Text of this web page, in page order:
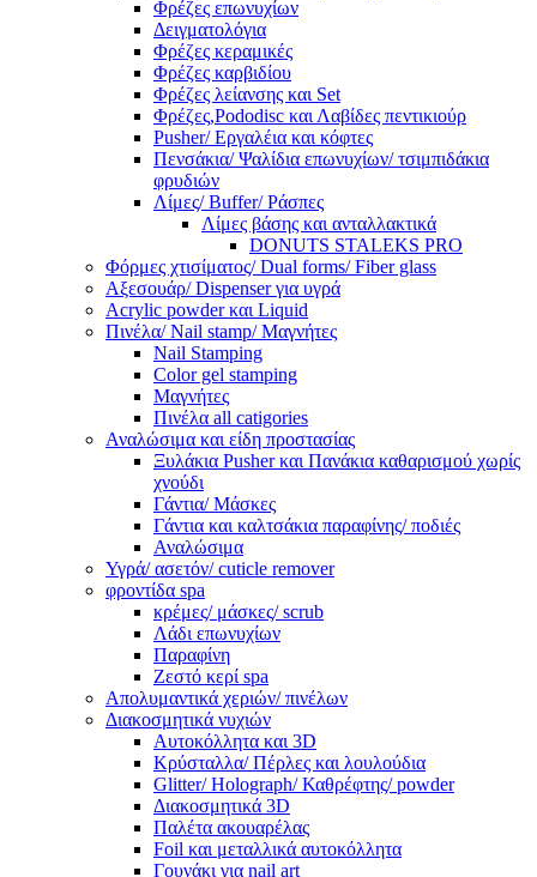
Φρέζες επωνυχίων
Δειγματολόγια
Φρέζες κεραμικές
Φρέζες καρβιδίου
Φρέζες λείανσης και Set
Φρέζες,Pododisc και Λαβίδες πεντικιούρ
Pusher/ Εργαλέια και κόφτες
Πενσάκια/ Ψαλίδια επωνυχίων/ τσιμπιδάκια
φρυδιών
Λίμες/ Buffer/ Ράσπες
Λίμες βάσης και ανταλλακτικά
DONUTS STALEKS PRO
Φόρμες χτισίματος/ Dual forms/ Fiber glass
Αξεσουάρ/ Dispenser για υγρά
Acrylic powder και Liquid
Πινέλα/ Nail stamp/ Μαγνήτες
Nail Stamping
Color gel stamping
Μαγνήτες
Πινέλα all catigories
Αναλώσιμα και είδη προστασίας
Ξυλάκια Pusher και Πανάκια καθαρισμού χωρίς
χνούδι
Γάντια/ Μάσκες
Γάντια και καλτσάκια παραφίνης/ ποδιές
Αναλώσιμα
Υγρά/ ασετόν/ cuticle remover
φροντίδα spa
κρέμες/ μάσκες/ scrub
Λάδι επωνυχίων
Παραφίνη
Ζεστό κερί spa
Απολυμαντικά χεριών/ πινέλων
Διακοσμητικά νυχιών
Αυτοκόλλητα και 3D
Κρύσταλλα/ Πέρλες και λουλούδια
Glitter/ Holograph/ Καθρέφτης/ powder
Διακοσμητικά 3D
Παλέτα ακουαρέλας
Foil και μεταλλικά αυτοκόλλητα
Γουνάκι για nail art